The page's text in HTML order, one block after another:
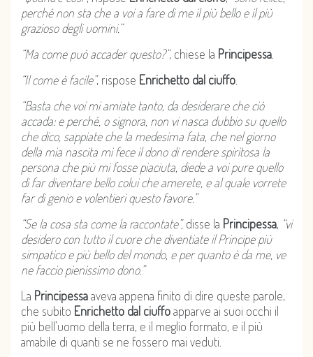
perché non sta che a voi a fare di me il più bello e il più
grazioso degli uomini.”
“Ma come può accader questo?”, chiese la Principessa
“Il come è facile”, rispose Enrichetto dal ciuffo
“Basta che voi mi amiate tanto, da desiderare che ciò
accada: e perché, o signora, non vi nasca dubbio su quello
che dico, sappiate che la medesima fata, che nel giorno
della mia nascita mi fece il dono di rendere spiritosa la
persona che più mi fosse piaciuta, diede a voi pure quello
di far diventare bello colui che amerete, e al quale vorrete
far di genio e volentieri questo favore.”
“Se la cosa sta come la raccontate”,disse la Principessa, “vi
desidero con tutto il cuore che diventiate il Principe più
simpatico e più bello del mondo, e per quanto è da me, ve
ne faccio pienissimo dono.”
La Principessaaveva appena finito di dire queste parole,
che subito Enrichetto dal ciuffoapparve ai suoi occhi il
più bell’uomo della terra, e il meglio formato, e il più
amabile di quanti se ne fossero mai veduti.